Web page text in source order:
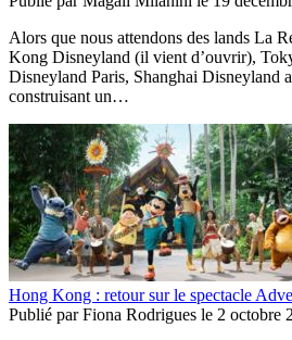
Alors que nous attendons des lands La
Kong Disneyland (il vient d’ouvrir),
Disneyland Paris, Shanghai Disneyland
construisant un…
Hong Kong : retour sur le spectacle
Publié parFiona Rodrigues le 2 octobre